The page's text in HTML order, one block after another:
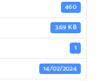
460
3.69 KB
1
14/02/2024